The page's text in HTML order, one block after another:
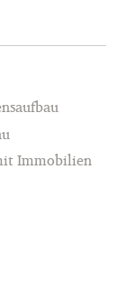
Immobilien